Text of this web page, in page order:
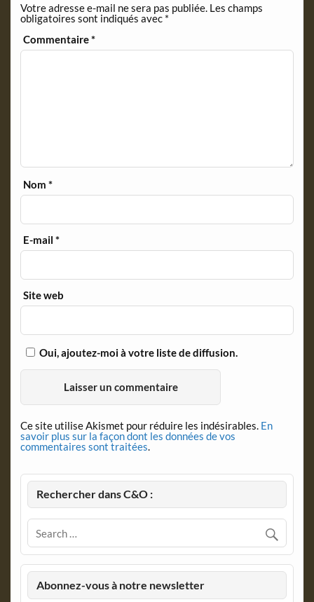
d
l
y
Votre adresse e-mail ne sera pas publiée. Les champs
obligatoires sont indiqués avec *
Commentaire*
Nom*
E-mail*
Site web
Oui, ajoutez-moi à votre liste de diffusion.
Ce site utilise Akismet pour réduire les indésirables. En
savoir plus sur la façon dont les données de vos
commentaires sont traitées.
Rechercher dans C&O :
Abonnez-vous à notre newsletter